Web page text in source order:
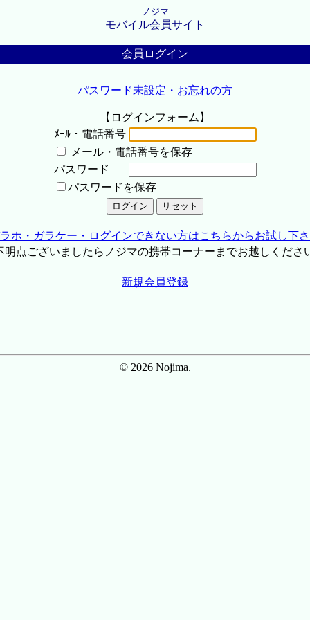
ノジマ
モバイル会員サイト
会員ログイン
パスワード未設定・お忘れの方
【ログインフォーム】
ﾒｰﾙ・電話番号
メール・電話番号を保存
パスワード
パスワードを保存
ホ・ガラケー・ログインできない方はこちらからお試し下
点ございましたらノジマの携帯コーナーまでお越しくださ
新規会員登録
© 2026 Nojima.